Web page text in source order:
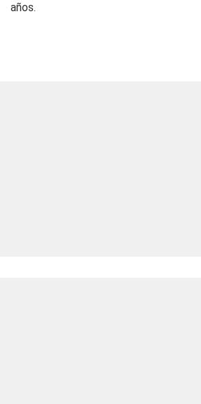
años.